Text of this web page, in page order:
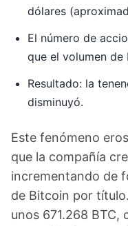
dólares
El número de
que el volumen
Resultado: la
disminuyó.
Este fenómeno
que la compañía
incrementando de
de Bitcoin por
unos 671.268 BTC,